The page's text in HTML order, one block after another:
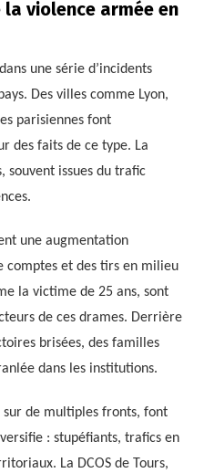
violence armée en
une série d’incidents
Des villes comme Lyon,
parisiennes font
des faits de ce type. La
souvent issues du trafic
une augmentation
comptes et des tirs en milieu
la victime de 25 ans, sont
de ces drames. Derrière
brisées, des familles
dans les institutions.
sur de multiples fronts, font
: stupéfiants, trafics en
La DCOS de Tours,